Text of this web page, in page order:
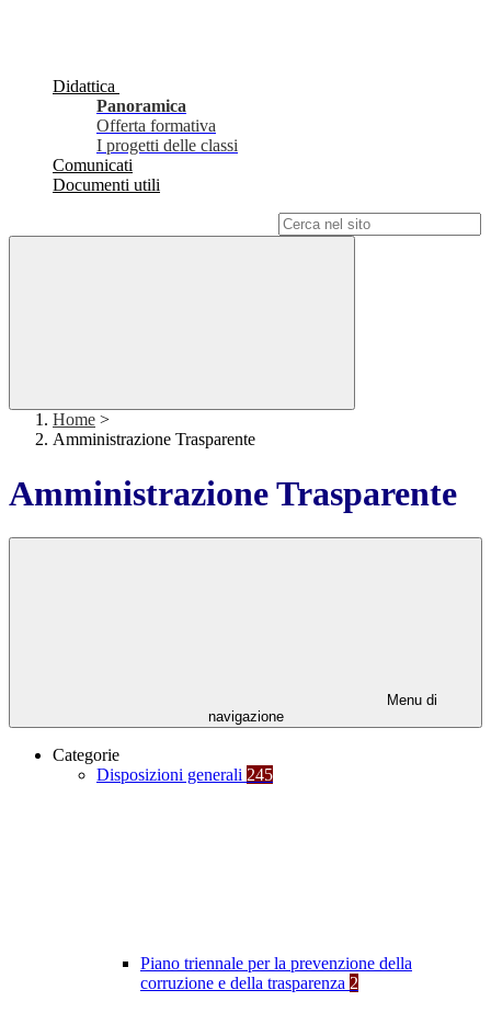
Didattica
Panoramica
Offerta formativa
I progetti delle classi
Comunicati
Documenti utili
Home >
Amministrazione Trasparente
Amministrazione Trasparente
Menu di
navigazione
Categorie
Disposizioni generali 245
Piano triennale per la prevenzione della
corruzione e della trasparenza 2